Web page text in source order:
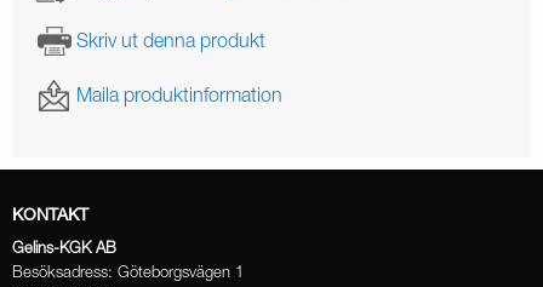
Skriv ut denna produkt
Maila produktinformation
KONTAKT
Gelins-KGK AB
Besöksadress: Göteborgsvägen 1